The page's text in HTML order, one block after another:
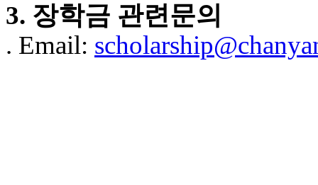
3. 장학금 관련문의
. Email: